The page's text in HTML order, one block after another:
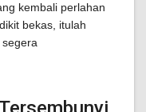
kembali perlahan
bekas, itulah